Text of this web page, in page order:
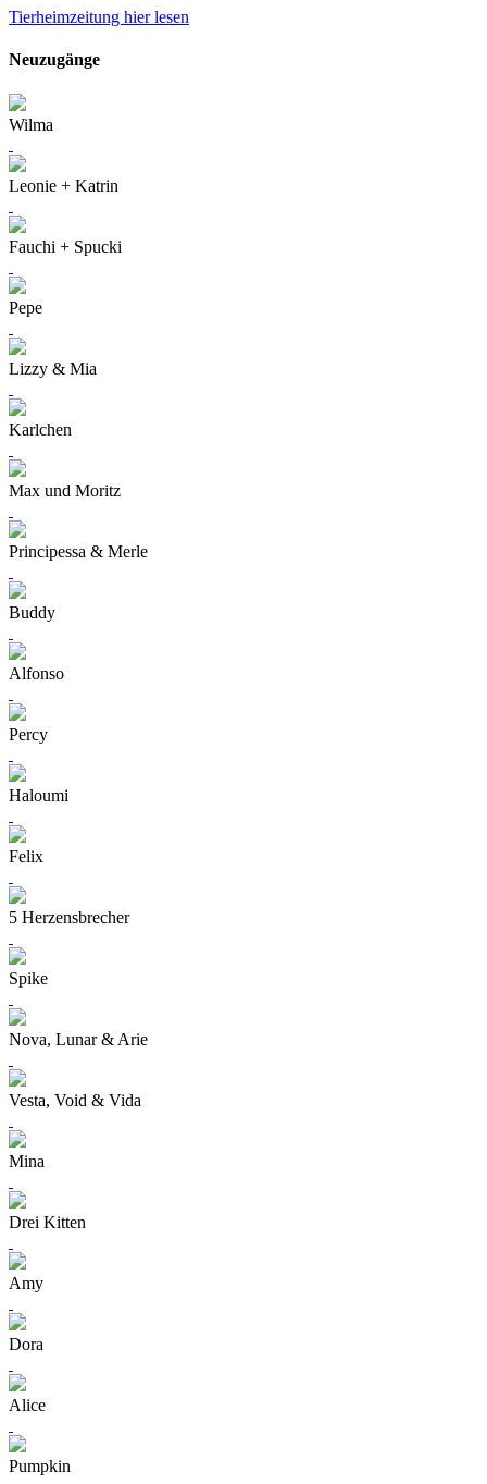
Tierheimzeitung hier lesen
Neuzugänge
Wilma
Leonie + Katrin
Fauchi + Spucki
Pepe
Lizzy & Mia
Karlchen
Max und Moritz
Principessa & Merle
Buddy
Alfonso
Percy
Haloumi
Felix
5 Herzensbrecher
Spike
Nova, Lunar & Arie
Vesta, Void & Vida
Mina
Drei Kitten
Amy
Dora
Alice
Pumpkin